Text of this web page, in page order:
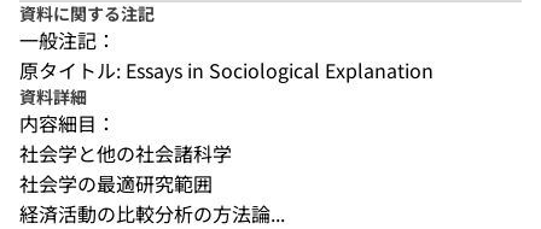
資料に関する注記
一般注記：
原タイトル: Essays in Sociological Explanation
資料詳細
内容細目：
社会学と他の社会諸科学
社会学の最適研究範囲
経済活動の比較分析の方法論...